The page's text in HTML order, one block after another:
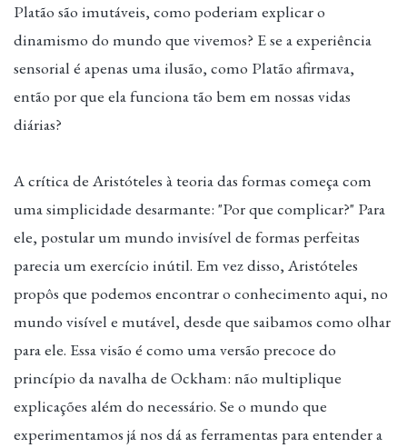
Platão são imutáveis, como poderiam explicar o
dinamismo do mundo que vivemos? E se a experiência
sensorial é apenas uma ilusão, como Platão afirmava,
então por que ela funciona tão bem em nossas vidas
diárias?
A crítica de Aristóteles à teoria das formas começa com
uma simplicidade desarmante: "Por que complicar?" Para
ele, postular um mundo invisível de formas perfeitas
parecia um exercício inútil. Em vez disso, Aristóteles
propôs que podemos encontrar o conhecimento aqui, no
mundo visível e mutável, desde que saibamos como olhar
para ele. Essa visão é como uma versão precoce do
princípio da navalha de Ockham: não multiplique
explicações além do necessário. Se o mundo que
experimentamos já nos dá as ferramentas para entender a